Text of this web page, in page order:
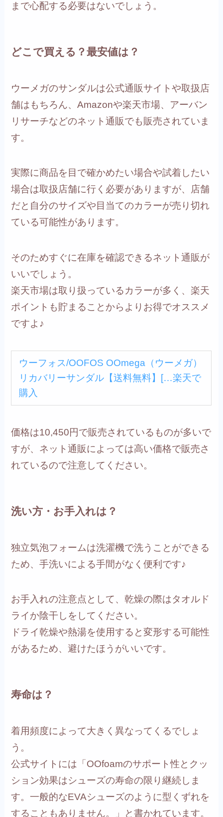
まで心配する必要はないでしょう。
どこで買える？最安値は？
ウーメガのサンダルは公式通販サイトや取扱店
舗はもちろん、Amazonや楽天市場、アーバン
リサーチなどのネット通販でも販売されていま
す。
実際に商品を目で確かめたい場合や試着したい
場合は取扱店舗に行く必要がありますが、店舗
だと自分のサイズや目当てのカラーが売り切れ
ている可能性があります。
そのためすぐに在庫を確認できるネット通販が
いいでしょう。
楽天市場は取り扱っているカラーが多く、楽天
ポイントも貯まることからよりお得でオススメ
ですよ♪
ウーフォス/OOFOS OOmega（ウーメガ）
リカバリーサンダル【送料無料】[…楽天で
購入
価格は10,450円で販売されているものが多いで
すが、ネット通販によっては高い価格で販売さ
れているので注意してください。
洗い方・お手入れは？
独立気泡フォームは洗濯機で洗うことができる
ため、手洗いによる手間がなく便利です♪
お手入れの注意点として、乾燥の際はタオルド
ライか陰干しをしてください。
ドライ乾燥や熱湯を使用すると変形する可能性
があるため、避けたほうがいいです。
寿命は？
着用頻度によって大きく異なってくるでしょ
う。
公式サイトには「OOfoamのサポート性とクッ
ション効果はシューズの寿命の限り継続しま
す。一般的なEVAシューズのように型くずれを
することもありません。」と書かれています。